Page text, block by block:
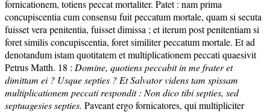
fornicationem, totiens peccat mortaliter. Patet : nam prima
concupiscentia cum consensu fuit peccatum mortale, quam si secuta
fuisset vera penitentia, fuisset dimissa ; et iterum post penitentiam si
foret similis concupiscentia, foret similiter peccatum mortale. Et ad
denotandum istam quotitatem et multiplicationem peccati quaesivit
Petrus Matth. 18 : Domine, quotiens peccabit in me frater et
dimittam ei ? Usque septies ? Et Salvator videns tam spissam
multiplicationem peccati respondit : Non dico tibi septies, sed
septuagesies septies. Paveant ergo fornicatores, qui multipliciter